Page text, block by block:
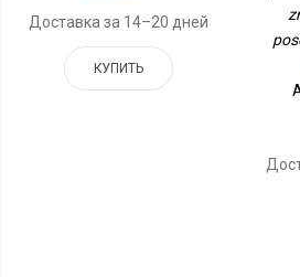
Доставка за 14–20 дней
КУПИТЬ